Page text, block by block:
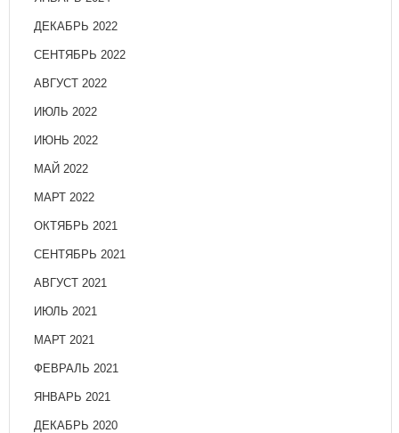
ДЕКАБРЬ 2022
СЕНТЯБРЬ 2022
АВГУСТ 2022
ИЮЛЬ 2022
ИЮНЬ 2022
МАЙ 2022
МАРТ 2022
ОКТЯБРЬ 2021
СЕНТЯБРЬ 2021
АВГУСТ 2021
ИЮЛЬ 2021
МАРТ 2021
ФЕВРАЛЬ 2021
ЯНВАРЬ 2021
ДЕКАБРЬ 2020